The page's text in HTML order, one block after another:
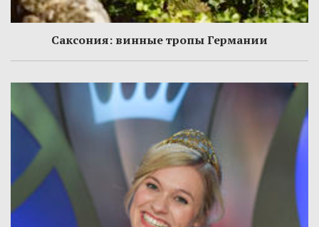
Саксония: винные тропы Германии